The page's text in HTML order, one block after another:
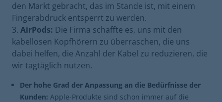
den Markt gebracht, das im Stande ist, mit einem
Fingerabdruck entsperrt zu werden.
AirPods: Die Firma schaffte es, uns mit den
kabellosen Kopfhörern zu überraschen, die uns
dabei helfen, die Anzahl der Kabel zu reduzieren, die
wir tagtäglich nutzen.
Der hohe Grad der Anpassung an die Bedürfnisse der
Kunden: Apple-Produkte sind schon immer auf die